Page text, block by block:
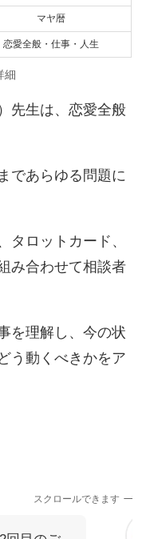
マヤ暦
恋愛全般・仕事・人生
細
先生は、恋愛全般
であらゆる問題に
タロットカード、
み合わせて相談者
を理解し、今の状
う動くべきかをア
スクロールできます